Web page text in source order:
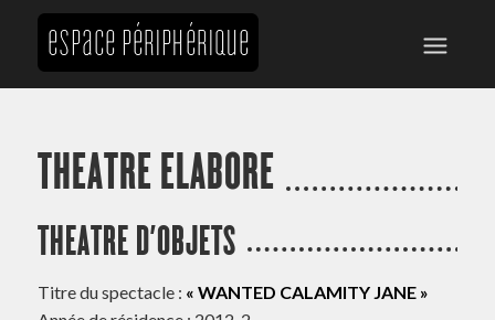
THEATRE ELABORE
THEATRE D’OBJETS
Titre du spectacle : « WANTED CALAMITY JANE »